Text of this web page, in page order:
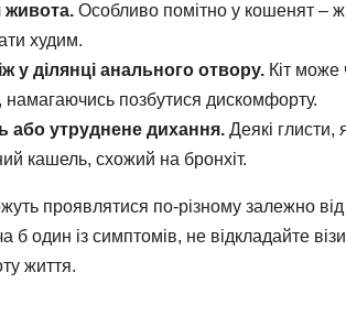
живота. Особливо помітно у кошенят –
худим.
у ділянці анального отвору. Кіт може
намагаючись позбутися дискомфорту.
або утруднене дихання. Деякі глисти,
кашель, схожий на бронхіт.
проявлятися по-різному залежно
б один із симптомів, не відкладайте
життя.